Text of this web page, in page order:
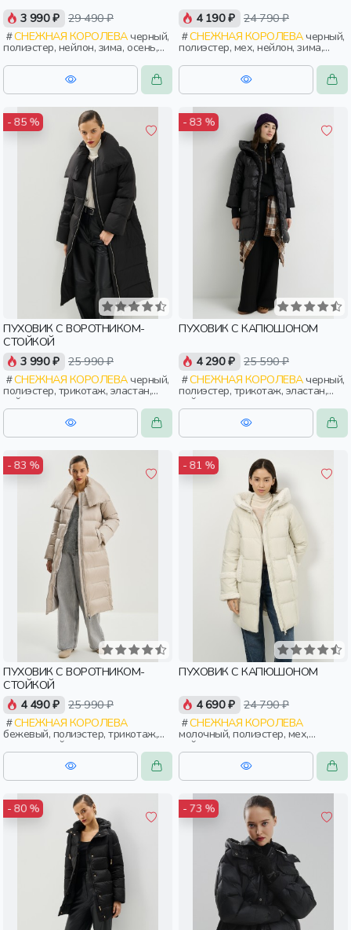
3 990 ₽ 29 490 ₽
СНЕЖНАЯ КОРОЛЕВАчерный,
полиэстер, нейлон, зима, осень,
россия, прямые, капюшон,
застежка, утепленные, прорези,
карман, женщины, взрослые
4 190 ₽ 24 790 ₽
СНЕЖНАЯ КОРОЛЕВАчерный,
полиэстер, мех, нейлон, зима,
осень, россия, прямые, капюшон,
застежка, утепленные, прорези,
карман, женщины, взрослые
- 85 %
ПУХОВИК С ВОРОТНИКОМ-
СТОЙКОЙ
3 990 ₽ 25 990 ₽
СНЕЖНАЯ КОРОЛЕВАчерный,
полиэстер, трикотаж, эластан,
нейлон, зима, осень, россия,
прямые, застежка, утепленные,
прорези, карман, воротник,
объемные, воротник-стойка,
- 83 %
ПУХОВИК С КАПЮШОНОМ
4 290 ₽ 25 590 ₽
СНЕЖНАЯ КОРОЛЕВАчерный,
полиэстер, трикотаж, эластан,
нейлон, зима, осень, россия,
широкие, прямые, капюшон,
застежка, утепленные, карман,
объемные, женщины, взрослые
- 83 %
ПУХОВИК С ВОРОТНИКОМ-
СТОЙКОЙ
4 490 ₽ 25 990 ₽
СНЕЖНАЯ КОРОЛЕВА
бежевый, полиэстер, трикотаж,
эластан, нейлон, зима, осень,
россия, прямые, застежка,
утепленные, прорези, карман,
воротник, объемные, воротник-
- 81 %
ПУХОВИК С КАПЮШОНОМ
4 690 ₽ 24 790 ₽
СНЕЖНАЯ КОРОЛЕВА
молочный, полиэстер, мех,
нейлон, зима, осень, россия,
прямые, капюшон, застежка,
утепленные, стеганые, прорези,
карман, женщины, взрослые
- 80 % - 73 %